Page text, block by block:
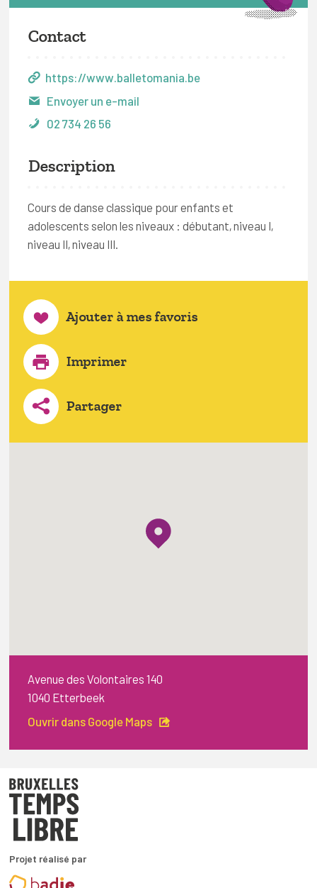
Contact
https://www.balletomania.be
Envoyer un e-mail
02 734 26 56
Description
Cours de danse classique pour enfants et
adolescents selon les niveaux : débutant, niveau I,
niveau II, niveau III.
Ajouter à mes favoris
Imprimer
Partager
Avenue des Volontaires 140
1040 Etterbeek
Ouvrir dans Google Maps
Projet réalisé par